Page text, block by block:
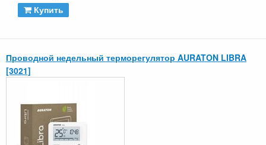
Купить
Проводной недельный терморегулятор AURATON LIBRA
[3021]